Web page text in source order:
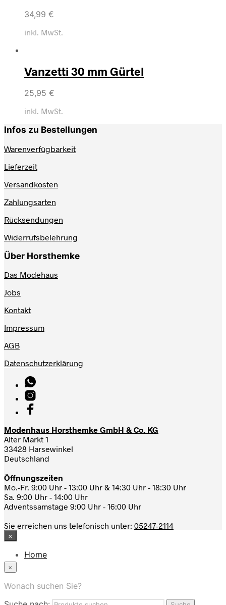
34,99 €
inkl. MwSt.
Vanzetti 30 mm Gürtel
25,95 €
inkl. MwSt.
Infos zu Bestellungen
Warenverfügbarkeit
Lieferzeit
Versandkosten
Zahlungsarten
Rücksendungen
Widerrufsbelehrung
Über Horsthemke
Das Modehaus
Jobs
Kontakt
Impressum
AGB
Datenschutzerklärung
Modenhaus Horsthemke GmbH & Co. KG
Alter Markt 1
33428 Harsewinkel
Deutschland
Öffnungszeiten
Mo.-Fr. 9:00 Uhr - 13:00 Uhr & 14:30 Uhr - 18:30 Uhr
Sa. 9:00 Uhr - 14:00 Uhr
Adventssamstage 9:00 Uhr - 16:00 Uhr
Sie erreichen uns telefonisch unter: 05247-2114
×
Home
App
×
Wonach suchen Sie?